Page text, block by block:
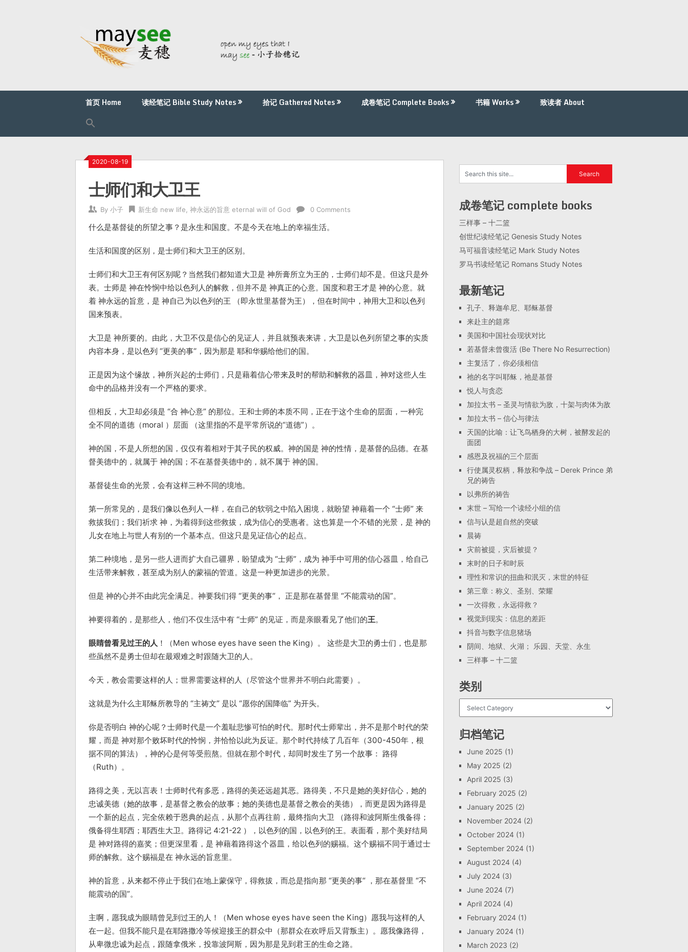
首页 Home 读经笔记 Bible Study Notes 拾记 Gathered Notes 成卷笔记 Complete Books 书籍 Works 致读者 About
2020-08-19
士师们和大卫王
By 小子 新生命 new life 神永远的旨意 eternal will of God 0 Comments
什么是基督徒的所望之事？是永生和国度。不是今天在地上的幸福生活。
生活和国度的区别，是士师们和大卫王的区别。
士师们和大卫王有何区别呢？当然我们都知道大卫是 神所膏所立为王的，士师们却不是。但这只是外
表。士师是 神在怜悯中给以色列人的解救，但并不是 神真正的心意。国度和君王才是 神的心意。就
着 神永远的旨意，是 神自己为以色列的王 （即永世里基督为王），但在时间中，神用大卫和以色列
国来预表。
大卫是 神所要的。由此，大卫不仅是信心的见证人，并且就预表来讲，大卫是以色列所望之事的实质
内容本身，是以色列 “更美的事“，因为那是 耶和华赐给他们的国。
正是因为这个缘故，神所兴起的士师们，只是藉着信心带来及时的帮助和解救的器皿，神对这些人生
命中的品格并没有一个严格的要求。
但相反，大卫却必须是 “合 神心意” 的那位。王和士师的本质不同，正在于这个生命的层面，一种完
全不同的道德（moral ）层面 （这里指的不是平常所说的“道德”）。
神的国，不是人所想的国，仅仅有着相对于其子民的权威。神的国是 神的性情，是基督的品德。在基
督美德中的，就属于 神的国；不在基督美德中的，就不属于 神的国。
基督徒生命的光景，会有这样三种不同的境地。
第一所常见的，是我们像以色列人一样，在自己的软弱之中陷入困境，就盼望 神藉着一个 “士师” 来
救拔我们；我们祈求 神，为着得到这些救拔，成为信心的受惠者。这也算是一个不错的光景，是 神的
儿女在地上与世人有别的一个基本点。但这只是见证信心的起点。
第二种境地，是另一些人进而扩大自己疆界，盼望成为 “士师”，成为 神手中可用的信心器皿，给自己
生活带来解救，甚至成为别人的蒙福的管道。这是一种更加进步的光景。
但是 神的心并不由此完全满足。神要我们得 “更美的事“， 正是那在基督里 “不能震动的国”。
神要得着的，是那些人，他们不仅生活中有 “士师” 的见证，而是亲眼看见了他们的王。
眼睛曾看见过王的人 ！（Men whose eyes have seen the King）。 这些是大卫的勇士们，也是那
些虽然不是勇士但却在最艰难之时跟随大卫的人。
今天，教会需要这样的人；世界需要这样的人（尽管这个世界并不明白此需要）。
这就是为什么主耶稣所教导的 “主祷文” 是以 “愿你的国降临” 为开头。
你是否明白 神的心呢？士师时代是一个羞耻悲惨可怕的时代。那时代士师辈出，并不是那个时代的荣
耀，而是 神对那个败坏时代的怜悯，并恰恰以此为反证。那个时代持续了几百年（300-450年，根
据不同的算法），神的心是何等受煎熬。但就在那个时代，却同时发生了另一个故事： 路得
（Ruth）。
路得之美，无以言表！士师时代有多恶，路得的美还远超其恶。路得美，不只是她的美好信心，她的
忠诚美德（她的故事，是基督之教会的故事；她的美德也是基督之教会的美德），而更是因为路得是
一个新的起点，完全依赖于恩典的起点，从那个点再往前，最终指向大卫 （路得和波阿斯生俄备得；
俄备得生耶西；耶西生大卫。路得记 4:21-22 ），以色列的国，以色列的王。表面看，那个美好结局
是 神对路得的嘉奖；但更深里看，是 神藉着路得这个器皿，给以色列的赐福。这个赐福不同于通过士
师的解救。这个赐福是在 神永远的旨意里。
神的旨意，从来都不停止于我们在地上蒙保守，得救拔，而总是指向那 “更美的事“ ，那在基督里 “不
能震动的国”。
主啊，愿我成为眼睛曾见到过王的人！（Men whose eyes have seen the King）愿我与这样的人
在一起。但我不能只是在耶路撒冷等候迎接王的群众中（那群众在欢呼后又背叛主）。愿我像路得，
从卑微忠诚为起点，跟随拿俄米，投靠波阿斯，因为那是见到君王的生命之路。
成卷笔记 complete books
三样事 – 十二篮
创世纪读经笔记 Genesis Study Notes
马可福音读经笔记 Mark Study Notes
罗马书读经笔记 Romans Study Notes
最新笔记
孔子、释迦牟尼、耶稣基督
来赴主的筵席
美国和中国社会现状对比
若基督未曾復活 (Be There No Resurrection)
主复活了，你必须相信
祂的名字叫耶稣，祂是基督
悦人与贪恋
加拉太书 – 圣灵与情欲为敌，十架与肉体为敌
加拉太书 – 信心与律法
天国的比喻：让飞鸟栖身的大树，被酵发起的
面团
感恩及祝福的三个层面
行使属灵权柄，释放和争战 – Derek Prince 弟
兄的祷告
以弗所的祷告
末世 – 写给一个读经小组的信
信与认是超自然的突破
晨祷
灾前被提，灾后被提？
末时的日子和时辰
理性和常识的扭曲和泯灭，末世的特征
第三章：称义、圣别、荣耀
一次得救，永远得救？
视觉到现实：信息的差距
抖音与数字信息猪场
阴间、地狱、火湖； 乐园、天堂、永生
三样事 – 十二篮
类别
归档笔记
June 2025 (1)
May 2025 (2)
April 2025 (3)
February 2025 (2)
January 2025 (2)
November 2024 (2)
October 2024 (1)
September 2024 (1)
August 2024 (4)
July 2024 (3)
June 2024 (7)
April 2024 (4)
February 2024 (1)
January 2024 (1)
March 2023 (2)